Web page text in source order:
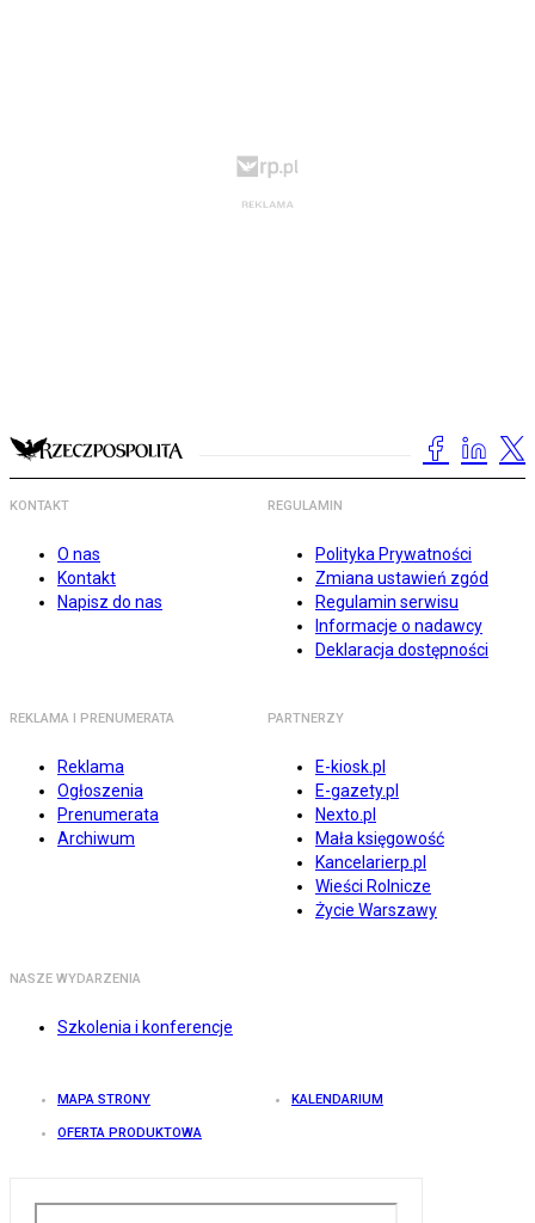
KONTAKT
O nas
Kontakt
Napisz do nas
REGULAMIN
Polityka Prywatności
Zmiana ustawień zgód
Regulamin serwisu
Informacje o nadawcy
Deklaracja dostępności
REKLAMA I PRENUMERATA
Reklama
Ogłoszenia
Prenumerata
Archiwum
PARTNERZY
E-kiosk.pl
E-gazety.pl
Nexto.pl
Mała księgowość
Kancelarierp.pl
Wieści Rolnicze
Życie Warszawy
NASZE WYDARZENIA
Szkolenia i konferencje
MAPA STRONY KALENDARIUM
OFERTA PRODUKTOWA